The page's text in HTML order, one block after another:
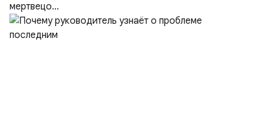
мертвецо...